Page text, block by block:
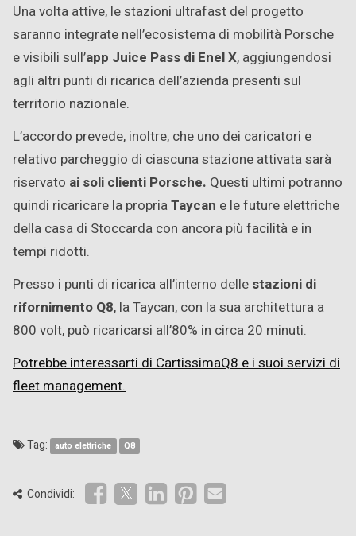
Una volta attive, le stazioni ultrafast del progetto
saranno integrate nell’ecosistema di mobilità Porsche
e visibili sull’app Juice Pass di Enel X, aggiungendosi
agli altri punti di ricarica dell’azienda presenti sul
territorio nazionale.
L’accordo prevede, inoltre, che uno dei caricatori e
relativo parcheggio di ciascuna stazione attivata sarà
riservato ai soli clienti Porsche. Questi ultimi potranno
quindi ricaricare la propriaTaycan e le future elettriche
della casa di Stoccarda con ancora più facilità e in
tempi ridotti.
Presso i punti di ricarica all’interno delle stazioni di
rifornimento Q8, la Taycan, con la sua architettura a
800 volt, può ricaricarsi all’80% in circa 20 minuti.
Potrebbe interessarti di CartissimaQ8 e i suoi servizi di
fleet management.
Tag: auto elettriche Q8
Condividi: